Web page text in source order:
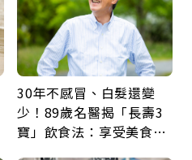
30年不感冒、白髮還變
少！89歲名醫揭「長壽3
寶」飲食法：享受美食不